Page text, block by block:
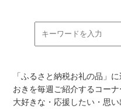
「ふるさと納税お礼の品」
おきを毎週ご紹介するコーナ
大好きな・応援したい・思